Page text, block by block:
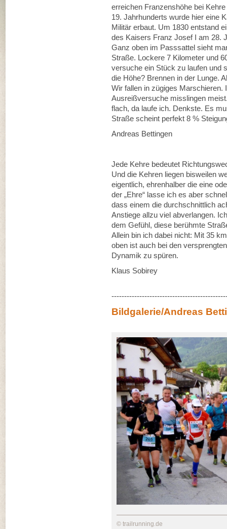
erreichen Franzenshöhe bei
19. Jahrhunderts wurde hier eine
Militär erbaut. Um 1830 entstand
des Kaisers Franz Josef I am 28.
Ganz oben im Passsattel sieht
Straße. Lockere 7 Kilometer und
versuche ein Stück zu laufen und
die Höhe? Brennen in der Lunge.
Wir fallen in zügiges Marschieren.
Ausreißversuche misslingen
flach, da laufe ich. Denkste. Es
Straße scheint perfekt 8 %
Andreas Bettingen
Jede Kehre bedeutet
Und die Kehren liegen bisweilen
eigentlich, ehrenhalber die eine
der „Ehre“ lasse ich es aber
dass einem die durchschnittlich
Anstiege allzu viel abverlangen.
dem Gefühl, diese berühmte
Allein bin ich dabei nicht: Mit 35
oben ist auch bei den
Dynamik zu spüren.
Klaus Sobirey
Bildgalerie/Andreas
© trailrunning.de